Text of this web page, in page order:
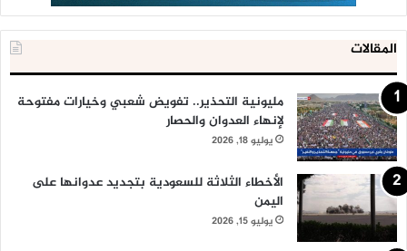
المقالات
مليونية التحذير.. تفويض شعبي وخيارات مفتوحة
لإنهاء العدوان والحصار
يوليو 18, 2026
الأخطاء الثلاثة للسعودية بتجديد عدوانها على
اليمن
يوليو 15, 2026